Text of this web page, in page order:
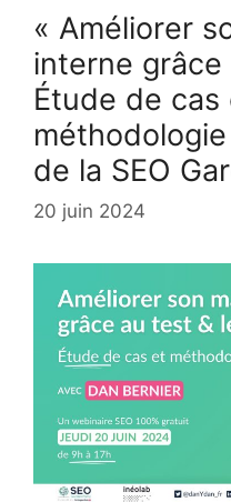
« Améliorer
interne
Étude de cas
de la SEO
20 juin 2024